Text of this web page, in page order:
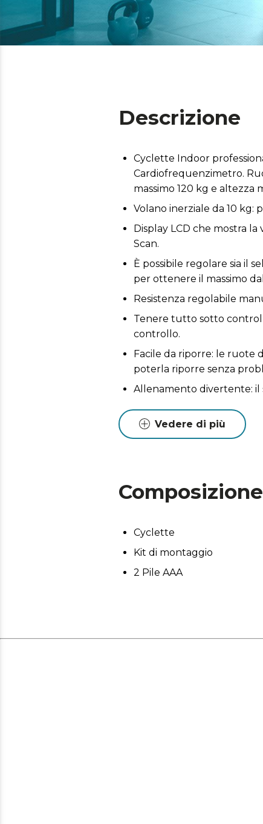
Descrizione
Cyclette Indoor
Cardiofrequenzimetro.
massimo 120 kg e altezza
Volano inerziale da 10
Display LCD che mostra
Scan.
È possibile regolare sia il
per ottenere il massimo
Resistenza regolabile
Tenere tutto sotto
controllo.
Facile da riporre: le ruote
poterla riporre senza
Allenamento divertente:
Il peso massimo
Vedere di più
Composizione
Cyclette
Kit di montaggio
2 Pile AAA